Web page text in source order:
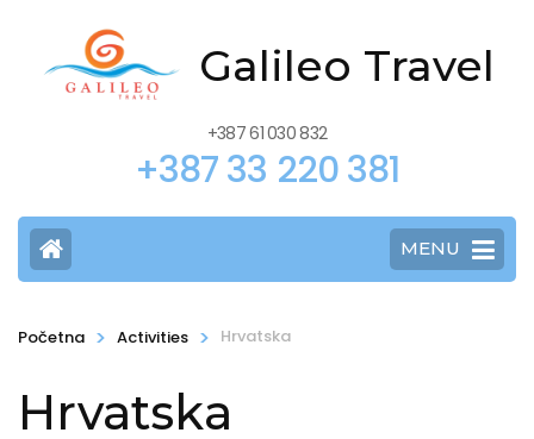
Galileo Travel
+387 61 030 832
+387 33 220 381
MENU
Početna > Activities > Hrvatska
Hrvatska